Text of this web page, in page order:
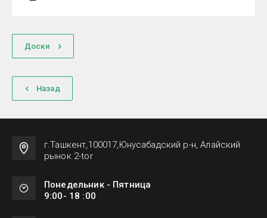
Доски
Назад
г.Ташкент,100017,Юнусабадский р-н, Алайский
рынок 2-tor
Понедельник - Пятница
9:00- 18 :00